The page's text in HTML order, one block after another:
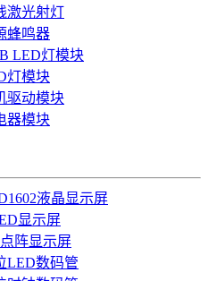
激光射灯
蜂鸣器
LED灯模块
灯模块
驱动模块
器模块
液晶显示屏
显示屏
阵显示屏
LED数码管